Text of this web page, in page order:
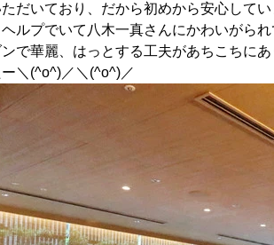
だいており、だから初めから安心して
ルプでいて八木一真さんにかわいがら
で華麗、はっとする工夫があちこちに
ー＼(^o^)／＼(^o^)／